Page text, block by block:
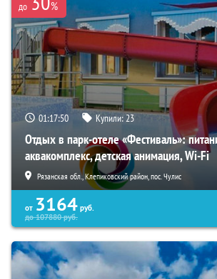
до %
01:17:49 Купили:23
Отдых в парк-отеле «Фестиваль»:
аквакомплекс, детская анимация, Wi-Fi
Рязанская обл., Клепиковский район, пос. Чулис
от 3164 руб.
до107880руб.